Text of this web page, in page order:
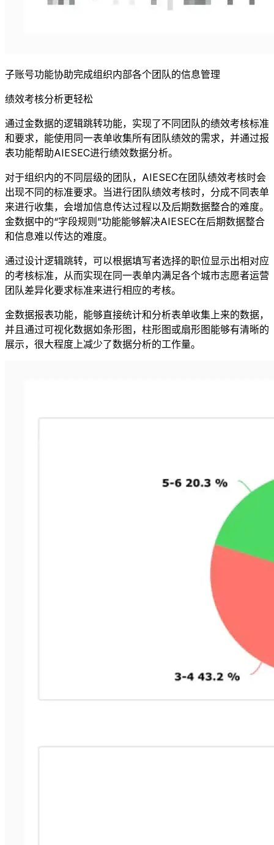
子账号功能协助完成组织内部各个团队的信息管理
绩效考核分析更轻松
通过金数据的逻辑跳转功能，实现了不同团队的绩效考核标准
和要求，能使用同一表单收集所有团队绩效的需求，并通过报
表功能帮助AIESEC进行绩效数据分析。
对于组织内的不同层级的团队，AIESEC在团队绩效考核时会
出现不同的标准要求。当进行团队绩效考核时，分成不同表单
来进行收集，会增加信息传达过程以及后期数据整合的难度。
金数据中的“字段规则”功能能够解决AIESEC在后期数据整合
和信息难以传达的难度。
通过设计逻辑跳转，可以根据填写者选择的职位显示出相对应
的考核标准，从而实现在同一表单内满足各个城市志愿者运营
团队差异化要求标准来进行相应的考核。
金数据报表功能，能够直接统计和分析表单收集上来的数据，
并且通过可视化数据如条形图，柱形图或扇形图能够有清晰的
展示，很大程度上减少了数据分析的工作量。